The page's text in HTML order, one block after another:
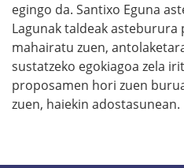
egingo da. Santixo Eguna
Lagunak taldeak asteburura
mahairatu zuen,
sustatzeko egokiagoa zela
proposamen hori zuen
zuen, haiekin adostasunean.